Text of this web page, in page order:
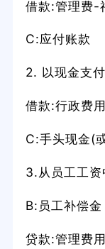
借款:管理费-
C:应付账款
2. 以现金支
借款:行政费
C:手头现金(
3.从员工工
B:员工补偿金
贷款:管理费